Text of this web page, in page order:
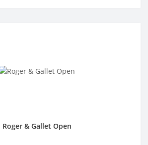
Roger & Gallet Open